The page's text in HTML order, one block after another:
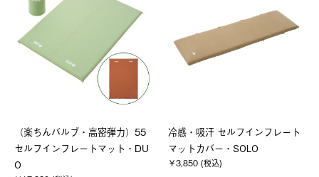
（楽ちんバルブ・高密弾力）55
セルフインフレートマット・DU
O
冷感・吸汗 セルフインフレート
マットカバー・SOLO
￥3,850 (税込)